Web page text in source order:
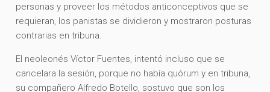
personas y proveer los métodos anticonceptivos que se
requieran, los panistas se dividieron y mostraron posturas
contrarias en tribuna.
El neoleonés Víctor Fuentes, intentó incluso que se
cancelara la sesión, porque no había quórum y en tribuna,
su compañero Alfredo Botello, sostuvo que son los